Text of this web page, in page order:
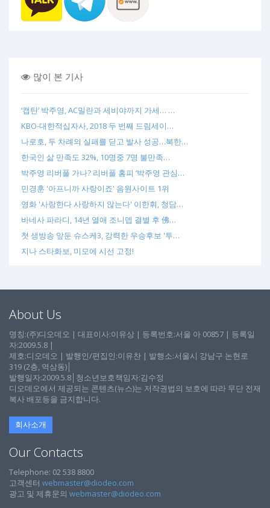
많이 본 기사
‘캡틴’ 박주영, AC밀란과 세비야까지 가세… …
KBO-대한적십자사, 2018 두 번째 드림세이…
나로호, 두 차례의 실패를 딛고 발사 성공…북한…
한국인 삶 만족도 32%, 10명중 7명 불만족…
박주영 리버풀 가나? 리버풀 홈피 ‘박주영 관심…
민경훈 '아프니까 사랑이죠' 음원사이트 1위
영화 '사랑한다 사랑하지 않는다' 이한휘, 청담…
바네사 파라디, 14년 열애 조니뎁 결별 후 佛…
첫 생방송 앞둔 슈스케3, 강력한 우승후보 '투…
지나 스타화보, 미모에 시선 고정!
About Us
명칭:(주)디오데오 | 대표이사:이유상 | 등록번호:서울 아 00857 | 등록일
자:2009.5.8 |
제호:디오데오 | 발행인/편집인:이유찬 | 발행소:서울시 강남구 논현로
319 (2층, 역삼동)│
발행일자:2009.5.8│청소년보호책임자:김수정
디오데오에서 제공되는 콘텐츠(뉴스)는 저작권법의 보호에 따라 무단 전재
복사 배포등을 금지합니다.
회사소개
Our Contacts
Telephone: 02 538 8800
고객센터 webmaster@diodeo.com
광고 및 제휴문의 webmaster@diodeo.com